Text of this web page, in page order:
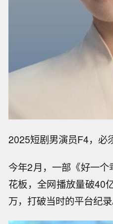
2025短剧男演员F4，必
今年2月，一部《好一
花板，全网播放量破40
万，打破当时的平台纪录